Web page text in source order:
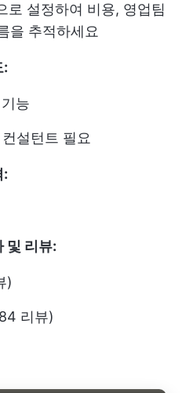
로 설정하여 비용, 영업팀
을 추적하세요
:
능
설턴트 필요
:
및 리뷰:
)
리뷰)